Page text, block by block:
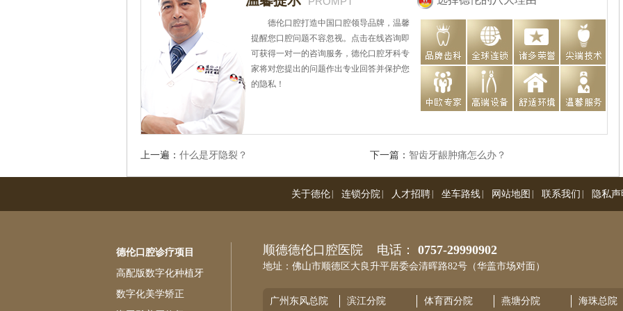
德伦口腔打造中国口腔领导品牌，温馨
提醒您口腔问题不容忽视。点击在线咨询即
可获得一对一的咨询服务，德伦口腔牙科专
家将对您提出的问题作出专业回答并保护您
的隐私！
上一遍： 什么是牙隐裂？ 下一篇： 智齿牙龈肿痛怎么办？
关于德伦 连锁分院 人才招聘 坐车路线 网站地图 联系我们 隐私声
德伦口腔诊疗项目
高配版数字化种植牙
数字化美学矫正
顺德德伦口腔医院 电话： 0757-29990902
地址：佛山市顺德区大良升平居委会清晖路82号（华盖市场对面）
广州东风总院 滨江分院 体育西分院 燕塘分院 海珠总院